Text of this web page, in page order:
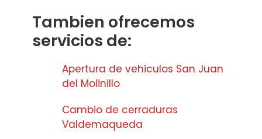
Tambien ofrecemos
servicios de:
Apertura de vehiculos San Juan
del Molinillo
Cambio de cerraduras
Valdemaqueda